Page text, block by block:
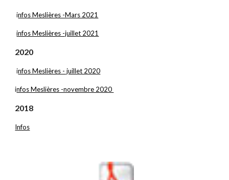
infos Meslières -Mars 2021
infos Meslières -juillet 2021
2020
infos Meslières - juillet 2020
infos Meslières -novembre 2020
2018
Infos